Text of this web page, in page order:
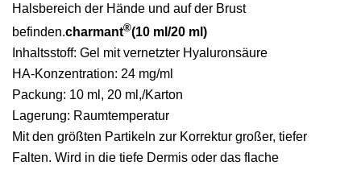
Halsbereich der Hände und auf der Brust
befinden.charmant®(10 ml/20 ml)
Inhaltsstoff: Gel mit vernetzter Hyaluronsäure
HA-Konzentration: 24 mg/ml
Packung: 10 ml, 20 ml,/Karton
Lagerung: Raumtemperatur
Mit den größten Partikeln zur Korrektur großer, tiefer
Falten. Wird in die tiefe Dermis oder das flache